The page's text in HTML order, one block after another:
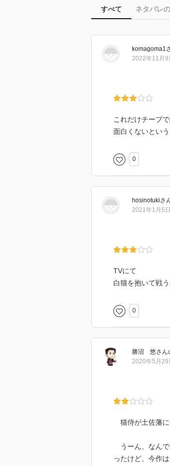
すべて ネタバレ
komagoma1
2022年11月9
これだけチープ
面白くないという
0
hosinotukiさ
2021年1月5日
TVにて
白猫を抱いて戦
0
勝沼 悠さん
2020年5月29
猫侍が土佐藩に
うーん、なん
ったけど、今作